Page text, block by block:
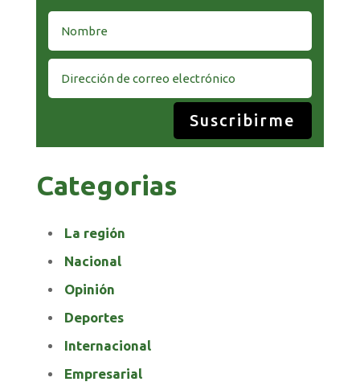
Suscribirme
Categorias
La región
Nacional
Opinión
Deportes
Internacional
Empresarial